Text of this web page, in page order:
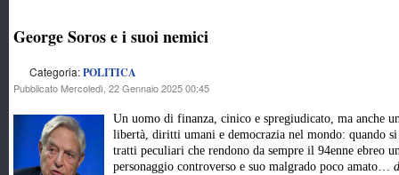
George Soros e i suoi nemici
Categoria:POLITICA
Pubblicato Mercoledì, 22 Gennaio 2025 00:45
Un uomo di finanza, cinico e spregiudicato, ma anche
libertà, diritti umani e democrazia nel mondo: quando
tratti peculiari che rendono da sempre il 94enne ebreo
personaggio controverso e suo malgrado poco amato…